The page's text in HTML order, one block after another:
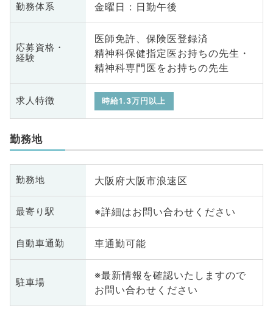
勤務体系 金曜日 : 日勤午後
応募資格・
経験
医師免許、保険医登録済
精神科保健指定医お持ちの先生・
精神科専門医をお持ちの先生
求人特徴 時給1.3万円以上
勤務地
勤務地 大阪府大阪市浪速区
最寄り駅 ※詳細はお問い合わせください
自動車通勤 車通勤可能
駐車場
※最新情報を確認いたしますので
お問い合わせください